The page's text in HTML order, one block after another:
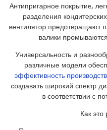
Антипригарное покрытие,
разделения
вентилятор предотвращают
валики
Универсальность и
различные модели
эффективность
создавать широкий спектр
в соответствии с
Как это